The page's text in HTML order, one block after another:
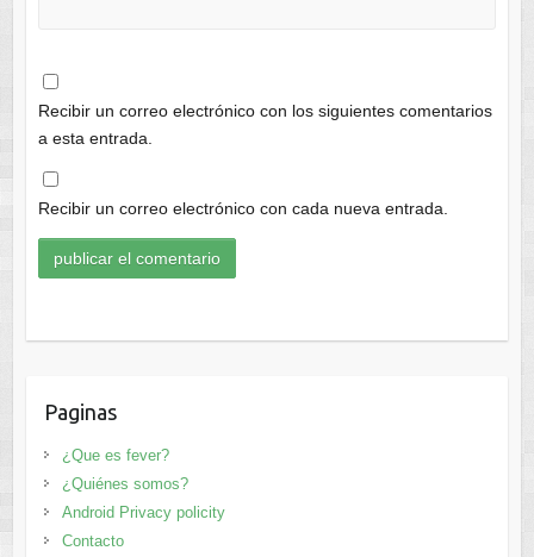
Recibir un correo electrónico con los siguientes comentarios
a esta entrada.
Recibir un correo electrónico con cada nueva entrada.
Paginas
¿Que es fever?
¿Quiénes somos?
Android Privacy policity
Contacto